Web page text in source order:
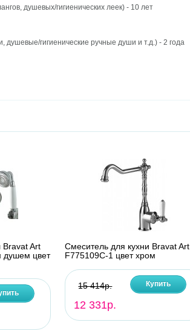
душевых/гигиенических леек) - 10 лет
гигиенические ручные души и т.д.) - 2 года
Art
душем цвет
Смеситель для кухни Bravat Art
F775109C-1 цвет хром
15 414р.
12 331р.
Купить